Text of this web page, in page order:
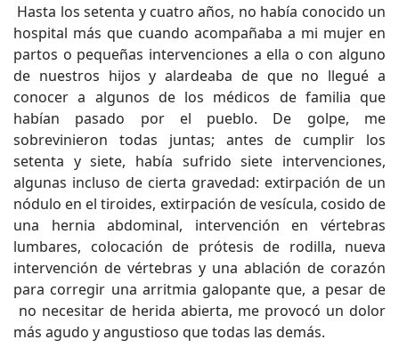
Hasta los setenta y cuatro años, no había conocido un
hospital más que cuando acompañaba a mi mujer en
partos o pequeñas intervenciones a ella o con alguno
de nuestros hijos y alardeaba de que no llegué a
conocer a algunos de los médicos de familia que
habían pasado por el pueblo. De golpe, me
sobrevinieron todas juntas; antes de cumplir los
setenta y siete, había sufrido siete intervenciones,
algunas incluso de cierta gravedad: extirpación de un
nódulo en el tiroides, extirpación de vesícula, cosido de
una hernia abdominal, intervención en vértebras
lumbares, colocación de prótesis de rodilla, nueva
intervención de vértebras y una ablación de corazón
para corregir una arritmia galopante que, a pesar de
no necesitar de herida abierta, me provocó un dolor
más agudo y angustioso que todas las demás.